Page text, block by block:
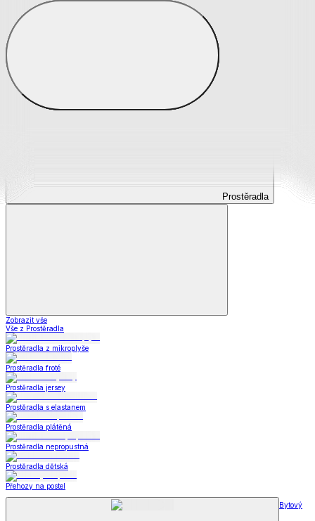
Prostěradla
Prostěradla
Zobrazit vše
Vše z Prostěradla
Prostěradla z mikroplyše
Prostěradla froté
Prostěradla jersey
Prostěradla s elastanem
Prostěradla plátěná
Prostěradla nepropustná
Prostěradla dětská
Přehozy na postel
Bytový